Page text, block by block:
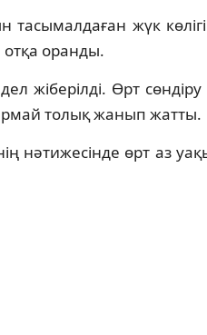
жүк
отқа оранды.
жіберілді. Өрт сөндіру
толық жанып жатты.
нәтижесінде өрт аз